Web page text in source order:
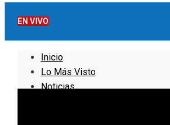
EN VIVO
Inicio
Lo Más Visto
Noticias